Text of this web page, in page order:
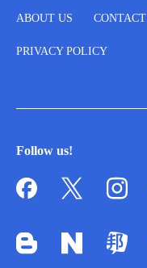
ABOUT US CONTACT
PRIVACY POLICY
Follow us!